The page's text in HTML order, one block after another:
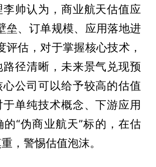
帅认为，商业航天估值应
垒、订单规模、应用落地进
评估，对于掌握核心技术，
路径清晰，未来景气兑现预
公司可以给予较高的估值
单纯技术概念、下游应用
“伪商业航天”标的，在估
，警惕估值泡沫。